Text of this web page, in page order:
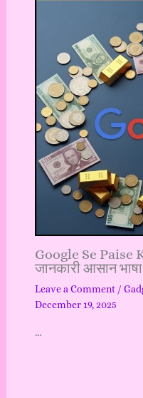
Google Se Paise
जानकारी आसान
Leave a Comment /
December 19, 2025
…